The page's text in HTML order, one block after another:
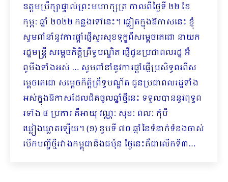
ឧត្តមប្រឹក្សាផ្ទាល់ព្រះមហាក្សត្រ កាលពីថ្ងៃទី ២២ ខែ
កុម្ភៈ ឆ្នាំ ២០២២ កន្លងទៅនេះ។ ឆ្លៀតក្នុងឱកាសនេះ ខ្ញុំ
សូមពាំនាំនូវការផ្តាំផ្ញើសួរសុខទុក្ខពីសម្តេចតេជោ នាយក
រដ្ឋមន្ត្រី សម្តេចកិត្តិព្រឹទ្ធបណ្ឌិត ផ្ញើជូនប្រជាពលរដ្ឋ អ៊ំ
ពូមីងទាំងអស់ … សូមពាំនាំនូវការផ្តាំផ្ញើប្រសិទ្ធពរពីស
ម្តេចតេជោ សម្តេចកិត្តិព្រឹទ្ធបណ្ឌិត ជូនប្រជាពលរដ្ឋទាំង
អស់ក្នុងឱកាសដែលជិតចូលឆ្នាំថ្មីនេះ ទទួលបាននូវពុទ្ធព
រទាំង ៤ ប្រការ គឺអាយុ វណ្ណៈ សុខៈ ពលៈ កុំបី
ឃ្លៀងឃ្លាតឡើយ។ (១) ខួបទី ៧០ ឆ្នាំនៃទំនាក់ទំនងចាស់
បើកបញ្ជីថ្មីរវាងកម្ពុជានិងជប៉ុន ថ្ងៃនេះគឺជាលើកទី៣…